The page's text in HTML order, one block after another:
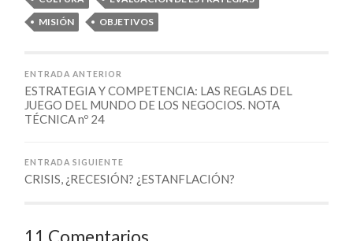
MISIÓN
OBJETIVOS
ENTRADA ANTERIOR
ESTRATEGIA Y COMPETENCIA: LAS REGLAS DEL
JUEGO DEL MUNDO DE LOS NEGOCIOS. NOTA
TÉCNICA nº 24
ENTRADA SIGUIENTE
CRISIS, ¿RECESIÓN? ¿ESTANFLACIÓN?